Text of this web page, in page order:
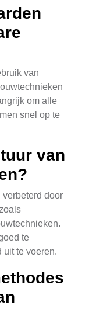
van
om alle
snel op te
van
verbeterd door
te
uit te voeren.